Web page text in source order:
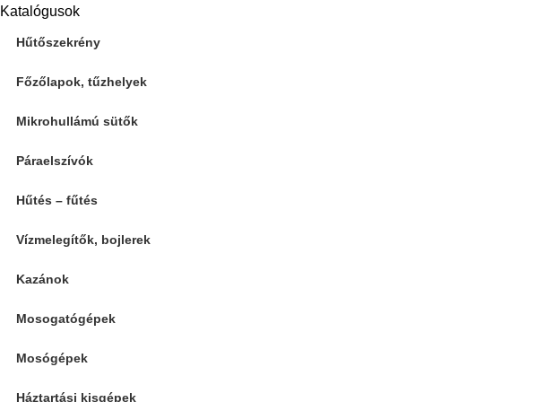
Katalógusok
Hűtőszekrény
Főzőlapok, tűzhelyek
Mikrohullámú sütők
Páraelszívók
Hűtés – fűtés
Vízmelegítők, bojlerek
Kazánok
Mosogatógépek
Mosógépek
Háztartási kisgépek